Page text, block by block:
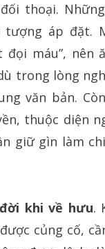
thoại.
tượng áp đặt.
máu”, nên
trong lòng
văn bản.
thuộc diện
giữ gìn làm
khi về hưu.
củng cố,